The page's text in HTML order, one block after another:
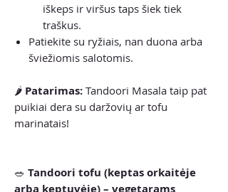
iškeps ir viršus taps šiek tiek
traškus.
Patiekite su ryžiais, nan duona arba
šviežiomis salotomis.
🌶 Patarimas: Tandoori Masala taip pat
puikiai dera su daržovių ar tofu
marinatais!
🥗 Tandoori tofu (keptas orkaitėje
arba keptuvėje) – vegetarams